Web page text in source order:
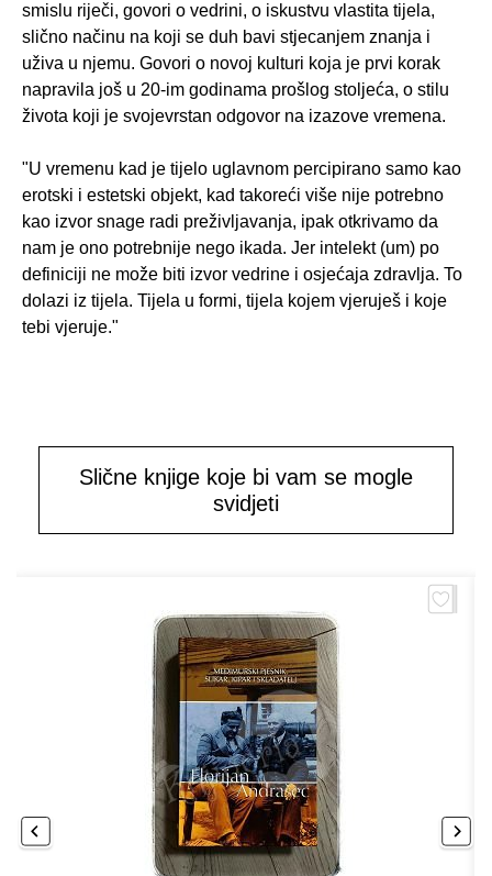
smislu riječi, govori o vedrini, o iskustvu vlastita tijela,
slično načinu na koji se duh bavi stjecanjem znanja i
uživa u njemu. Govori o novoj kulturi koja je prvi korak
napravila još u 20-im godinama prošlog stoljeća, o stilu
života koji je svojevrstan odgovor na izazove vremena.
"U vremenu kad je tijelo uglavnom percipirano samo kao
erotski i estetski objekt, kad takoreći više nije potrebno
kao izvor snage radi preživljavanja, ipak otkrivamo da
nam je ono potrebnije nego ikada. Jer intelekt (um) po
definiciji ne može biti izvor vedrine i osjećaja zdravlja. To
dolazi iz tijela. Tijela u formi, tijela kojem vjeruješ i koje
tebi vjeruje."
Slične knjige koje bi vam se mogle
svidjeti